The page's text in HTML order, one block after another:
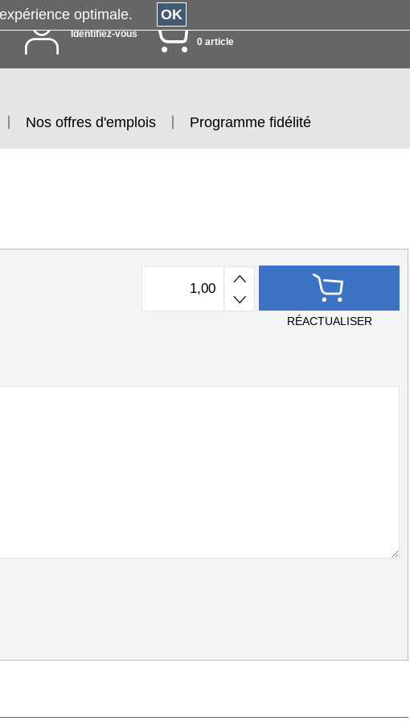
Identifiez-vous
0 article
Nos offres d'emplois Programme fidélité
RÉACTUALISER
expérience optimale. OK